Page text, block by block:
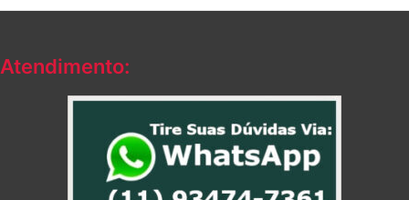
Atendimento: